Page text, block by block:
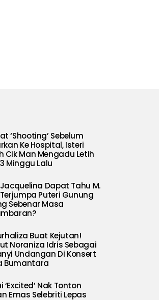
‘Shooting’ Sebelum
Ke Hospital, Isteri
Cik Man Mengadu Letih
Minggu Lalu
Dapat Tahu M.
Puteri Gunung
Sebenar Masa
Buat Kejutan!
Noraniza Idris Sebagai
Undangan Di Konsert
Bumantara
‘Excited’ Nak Tonton
Emas Selebriti Lepas